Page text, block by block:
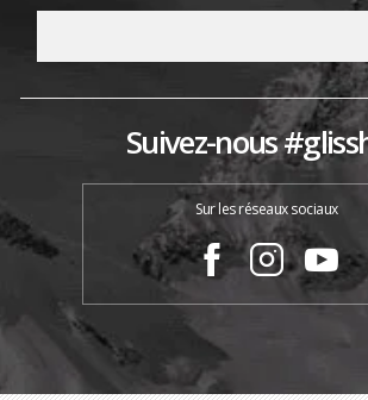
Suivez-nous
Sur les réseaux sociaux